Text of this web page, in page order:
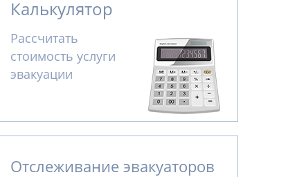
Калькулятор
Рассчитать
стоимость услуги
эвакуации
Отслеживание эвакуаторов